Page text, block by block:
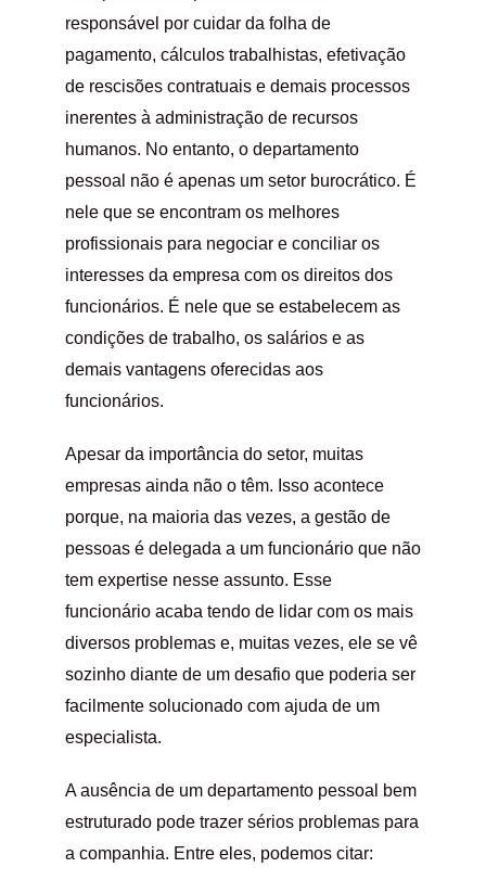
responsável por cuidar da folha de
pagamento, cálculos trabalhistas, efetivação
de rescisões contratuais e demais processos
inerentes à administração de recursos
humanos. No entanto, o departamento
pessoal não é apenas um setor burocrático. É
nele que se encontram os melhores
profissionais para negociar e conciliar os
interesses da empresa com os direitos dos
funcionários. É nele que se estabelecem as
condições de trabalho, os salários e as
demais vantagens oferecidas aos
funcionários.
Apesar da importância do setor, muitas
empresas ainda não o têm. Isso acontece
porque, na maioria das vezes, a gestão de
pessoas é delegada a um funcionário que não
tem expertise nesse assunto. Esse
funcionário acaba tendo de lidar com os mais
diversos problemas e, muitas vezes, ele se vê
sozinho diante de um desafio que poderia ser
facilmente solucionado com ajuda de um
especialista.
A ausência de um departamento pessoal bem
estruturado pode trazer sérios problemas para
a companhia. Entre eles, podemos citar: